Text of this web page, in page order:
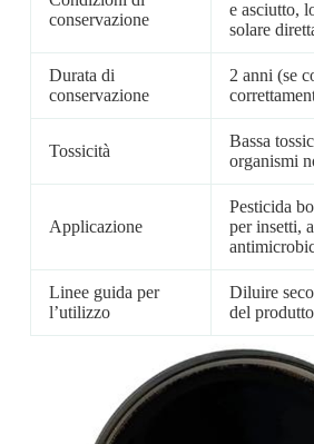
conservazione
e asciutto,
solare
Durata di
conservazione
2 anni (se
Tossicità
Bassa
organismi
Applicazione
Pesticida
per insetti,
Linee guida per
l’utilizzo
Diluire
del